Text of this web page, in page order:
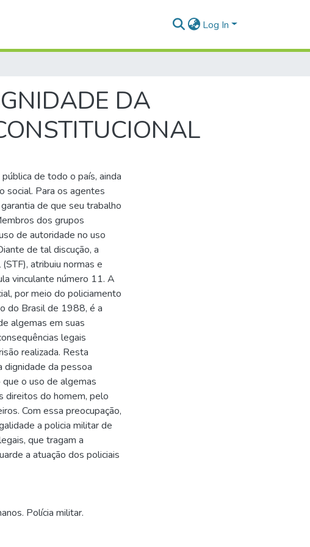
Log In
DA
de todo o país, ainda
social. Para os agentes
de que seu trabalho
dos grupos
de autoridade no uso
de tal discução, a
atribuiu normas e
vinculante número 11. A
por meio do policiamento
do Brasil de 1988, é a
algemas em suas
legais
realizada. Resta
dignidade da pessoa
o uso de algemas
direitos do homem, pelo
Com essa preocupação,
a policia militar de
que tragam a
a atuação dos policiais
Polícia militar.